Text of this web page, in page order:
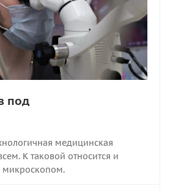
под
медицинская
К таковой относится и
микроскопом.